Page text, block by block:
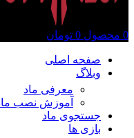
0 محصول 0 تومان
صفحه اصلی
وبلاگ
معرفی ماد
آموزش نصب
جستجوی ماد
بازی ها